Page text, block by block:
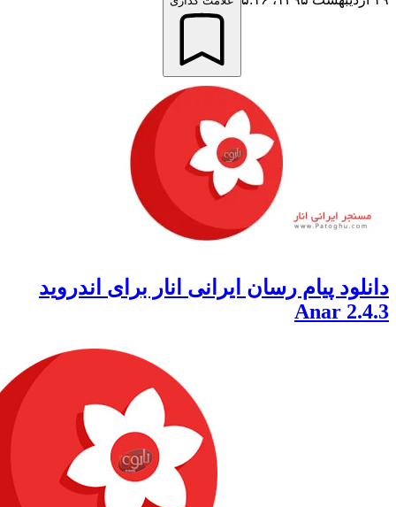
پیام رسان ایرانی انار برای اندروید
Anar